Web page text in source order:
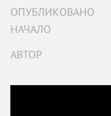
ОПУБЛИКОВАНО
НАЧАЛО
АВТОР